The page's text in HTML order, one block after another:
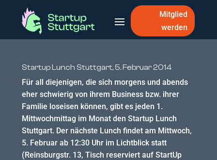
Mitglied
werden
Startup Lunch Stuttgart, 5. Februar 2014
Für all diejenigen, die sich morgens und abends
eher schwierig von ihrem Business bzw. ihrer
Familie loseisen können, gibt es jeden 1.
Mittwochmittag im Monat den Startup Lunch
Stuttgart. Der nächste Lunch findet am Mittwoch,
5. Februar ab 12:30 Uhr im Lichtblick statt
(Reinsburgstr. 13, Tisch reserviert auf StartUp